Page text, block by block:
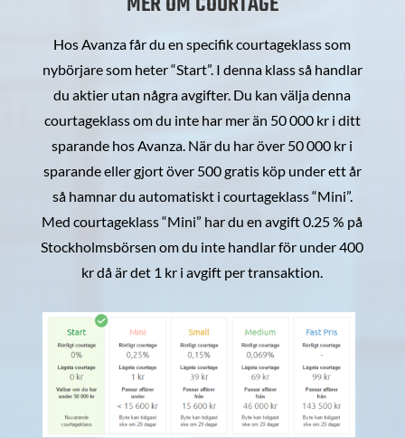
Hos Avanza får du en specifik courtageklass som
nybörjare som heter “Start”. I denna klass så handlar
du aktier utan några avgifter. Du kan välja denna
courtageklass om du inte har mer än 50 000 kr i ditt
sparande hos Avanza. När du har över 50 000 kr i
sparande eller gjort över 500 gratis köp under ett år
så hamnar du automatiskt i courtageklass “Mini”.
Med courtageklass “Mini” har du en avgift 0.25 % på
Stockholmsbörsen om du inte handlar för under 400
kr då är det 1 kr i avgift per transaktion.